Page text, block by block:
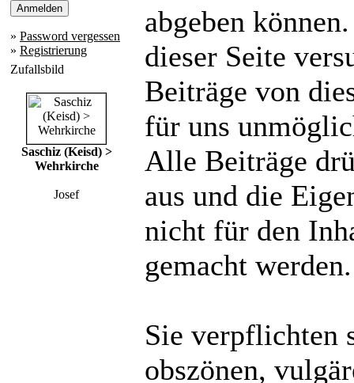
» Password vergessen
» Registrierung
Zufallsbild
Saschiz (Keisd) >
Wehrkirche
Josef
abgeben
dieser Seite
Beiträge von
für uns
Alle Beiträge
aus und die
nicht für den
gemacht werden.
Sie verpflichten
obszönen,